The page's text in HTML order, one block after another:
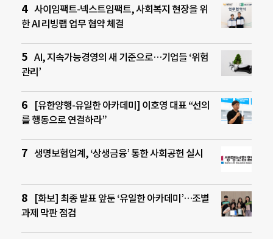
사이임팩트-넥스트임팩트, 사회복지 현장을 위
한 AI 리빙랩 업무 협약 체결
AI, 지속가능경영의 새 기준으로…기업들 ‘위험
관리’
[유한양행-유일한 아카데미] 이호영 대표 “선의
를 행동으로 연결하라”
생명보험업계, ‘상생금융’ 통한 사회공헌 실시
[화보] 최종 발표 앞둔 ‘유일한 아카데미’…조별
과제 막판 점검